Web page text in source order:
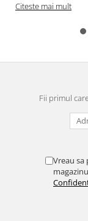
Citeste mai mult
Fii primul
Vreau